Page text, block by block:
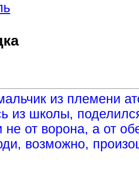
из племени
из школы,
от ворона, а от
возможно,